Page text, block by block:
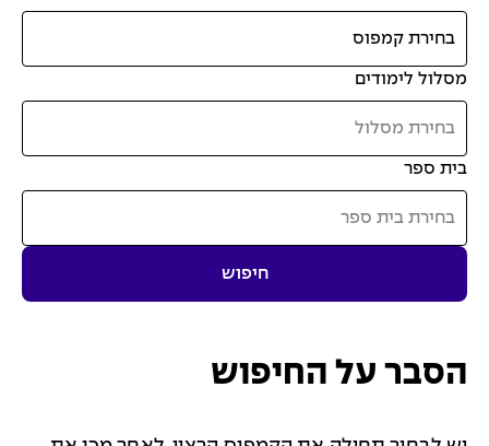
מסלול לימודים
בית ספר
חיפוש
הסבר על החיפוש